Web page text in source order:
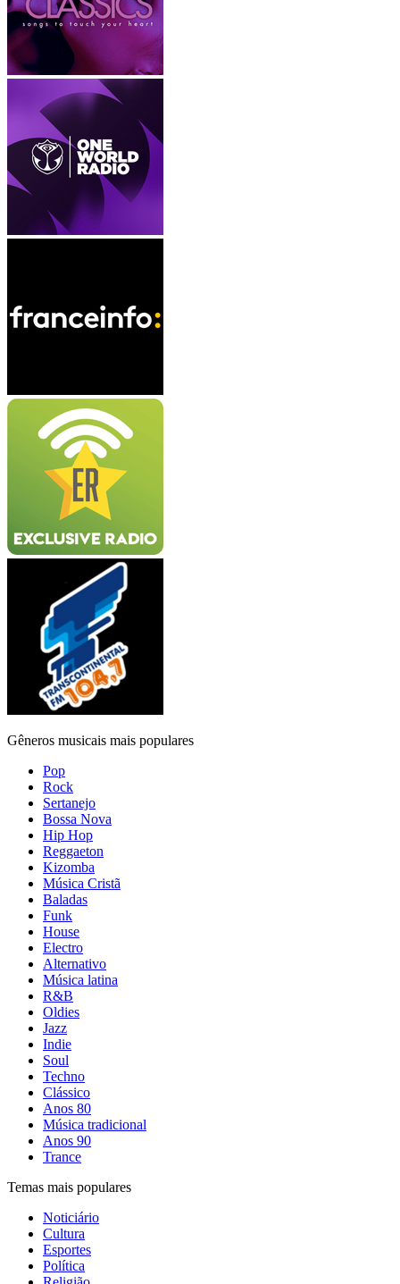
Gêneros musicais mais populares
Pop
Rock
Sertanejo
Bossa Nova
Hip Hop
Reggaeton
Kizomba
Música Cristã
Baladas
Funk
House
Electro
Alternativo
Música latina
R&B
Oldies
Jazz
Indie
Soul
Techno
Clássico
Anos 80
Música tradicional
Anos 90
Trance
Temas mais populares
Noticiário
Cultura
Esportes
Política